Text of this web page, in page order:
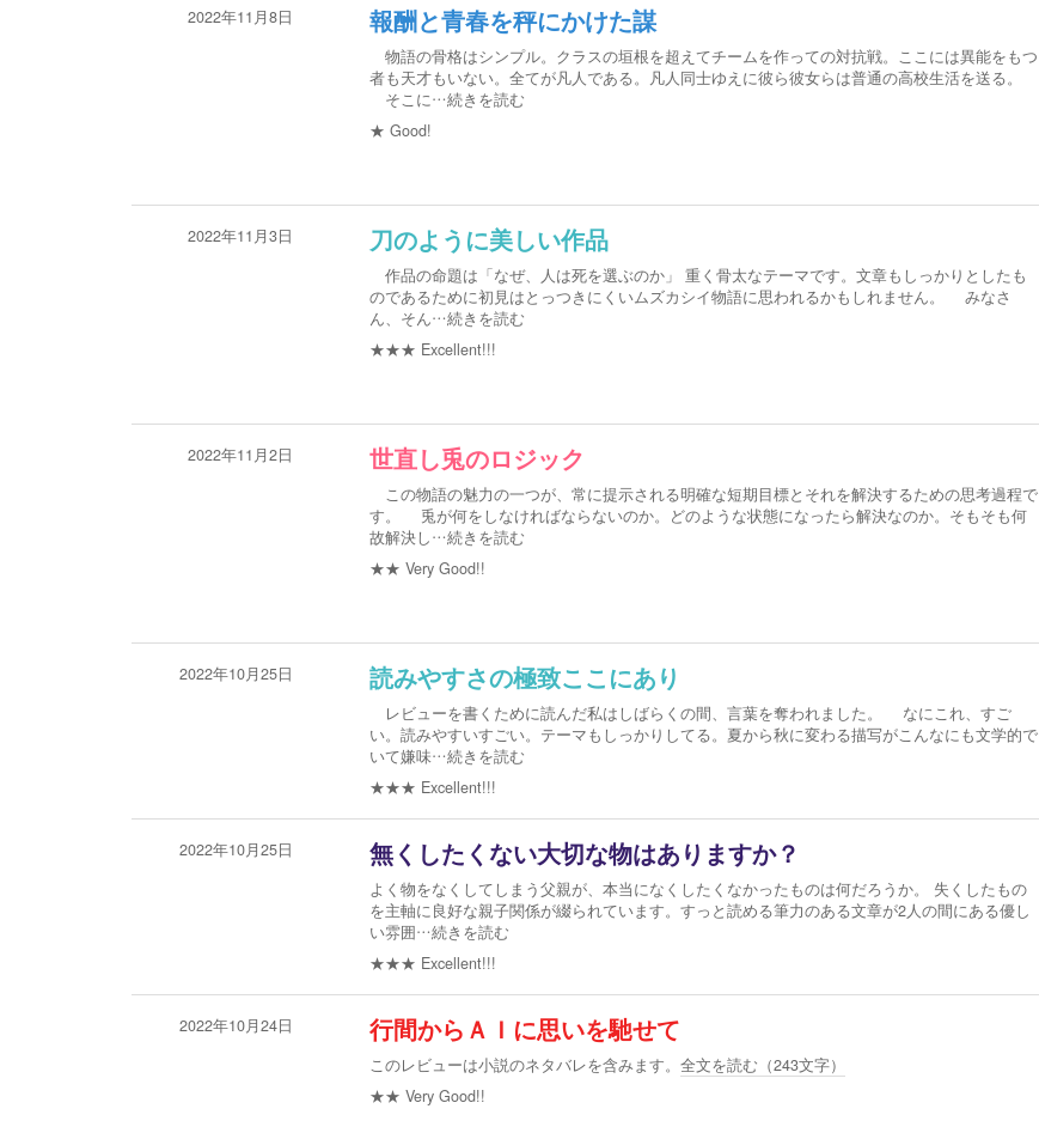
2022年11月8日 報酬と青春を秤にかけた謀
物語の骨格はシンプル。クラスの垣根を超えてチームを作っての対抗戦。ここには異能をもつ
者も天才もいない。全てが凡人である。凡人同士ゆえに彼ら彼女らは普通の高校生活を送る。
そこに…続きを読む
★ Good!
2022年11月3日 刀のように美しい作品
作品の命題は「なぜ、人は死を選ぶのか」 重く骨太なテーマです。文章もしっかりとしたも
のであるために初見はとっつきにくいムズカシイ物語に思われるかもしれません。 みなさ
ん、そん…続きを読む
★★★ Excellent!!!
2022年11月2日 世直し兎のロジック
この物語の魅力の一つが、常に提示される明確な短期目標とそれを解決するための思考過程で
す。 兎が何をしなければならないのか。どのような状態になったら解決なのか。そもそも何
故解決し…続きを読む
★★ Very Good!!
2022年10月25日 読みやすさの極致ここにあり
レビューを書くために読んだ私はしばらくの間、言葉を奪われました。 なにこれ、すご
い。読みやすいすごい。テーマもしっかりしてる。夏から秋に変わる描写がこんなにも文学的で
いて嫌味…続きを読む
★★★ Excellent!!!
2022年10月25日 無くしたくない大切な物はありますか？
よく物をなくしてしまう父親が、本当になくしたくなかったものは何だろうか。 失くしたもの
を主軸に良好な親子関係が綴られています。すっと読める筆力のある文章が2人の間にある優し
い雰囲…続きを読む
★★★ Excellent!!!
2022年10月24日 行間からＡＩに思いを馳せて
このレビューは小説のネタバレを含みます。 全文を読む（243文字）
★★ Very Good!!